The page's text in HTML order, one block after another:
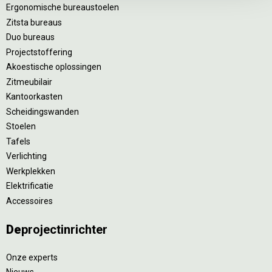
Ergonomische bureaustoelen
Zitsta bureaus
Duo bureaus
Projectstoffering
Akoestische oplossingen
Zitmeubilair
Kantoorkasten
Scheidingswanden
Stoelen
Tafels
Verlichting
Werkplekken
Elektrificatie
Accessoires
Deprojectinrichter
Onze experts